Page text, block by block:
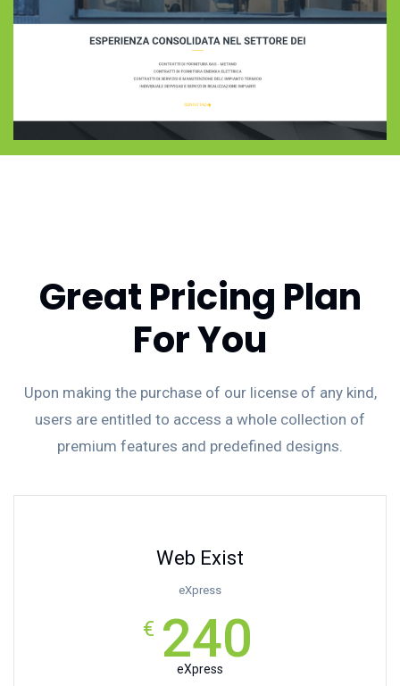
Great Pricing Plan
For You
Upon making the purchase of our license of any kind,
users are entitled to access a whole collection of
premium features and predefined designs.
Web Exist
eXpress
€ 240
eXpress